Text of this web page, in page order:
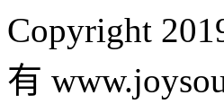
Copyright
有